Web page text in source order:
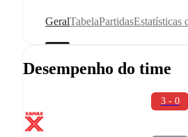
GeralTabelaPartidasEstatísticas
Desempenho do time
3 - 0